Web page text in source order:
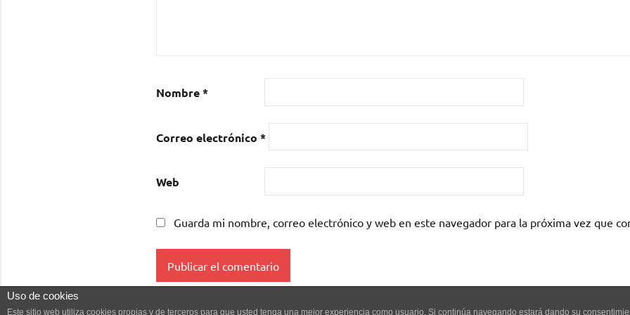
Nombre*
Correo electrónico *
Web
Guarda mi nombre, correo electrónico y web en este navegador para la próxima vez que
Uso de cookies
Este sitio web utiliza cookies propias y de terceros para que usted tenga una mejor experiencia como usuario. Si continúa navegando estará dando su